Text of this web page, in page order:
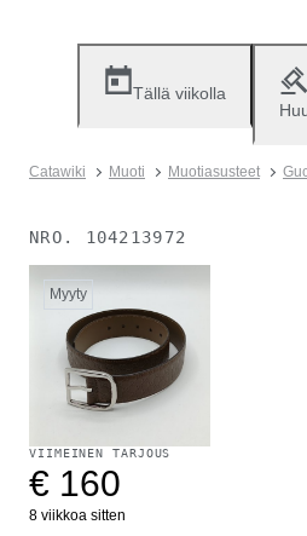
Tällä viikolla
Catawiki Muoti Muotiasusteet
NRO. 104213972
Myyty
VIIMEINEN TARJOUS
€ 160
8 viikkoa sitten